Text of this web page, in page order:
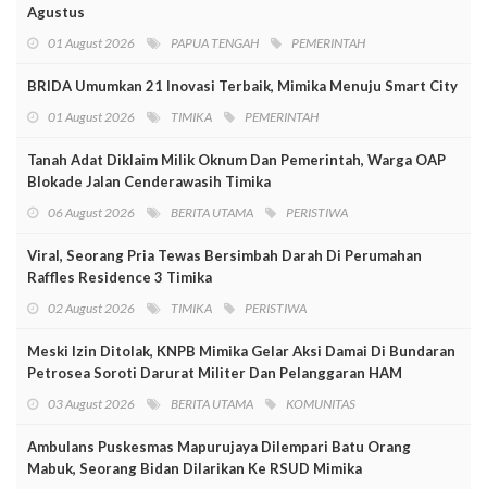
Agustus
01 August 2026 PAPUA TENGAH PEMERINTAH
BRIDA Umumkan 21 Inovasi Terbaik, Mimika Menuju Smart City
01 August 2026 TIMIKA PEMERINTAH
Tanah Adat Diklaim Milik Oknum Dan Pemerintah, Warga OAP
Blokade Jalan Cenderawasih Timika
06 August 2026 BERITA UTAMA PERISTIWA
Viral, Seorang Pria Tewas Bersimbah Darah Di Perumahan
Raffles Residence 3 Timika
02 August 2026 TIMIKA PERISTIWA
Meski Izin Ditolak, KNPB Mimika Gelar Aksi Damai Di Bundaran
Petrosea Soroti Darurat Militer Dan Pelanggaran HAM
03 August 2026 BERITA UTAMA KOMUNITAS
Ambulans Puskesmas Mapurujaya Dilempari Batu Orang
Mabuk, Seorang Bidan Dilarikan Ke RSUD Mimika